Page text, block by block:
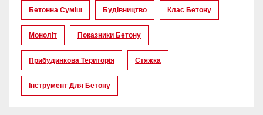
Бетонна Суміш Будівництво Клас Бетону
Моноліт Показники Бетону
Прибудинкова Територія Стяжка
Інструмент Для Бетону